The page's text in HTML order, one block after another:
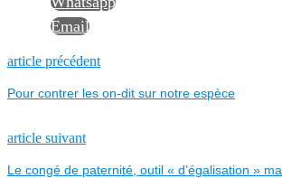
Email
NAVIGATION
DE
L’ARTICLE
article précédentPrevious
Pour contrer les on-dit sur notre espèce
article suivantNext
Le congé de paternité, outil « d’égalisation »